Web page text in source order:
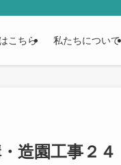
こちら 私たちについて
造園工事２４